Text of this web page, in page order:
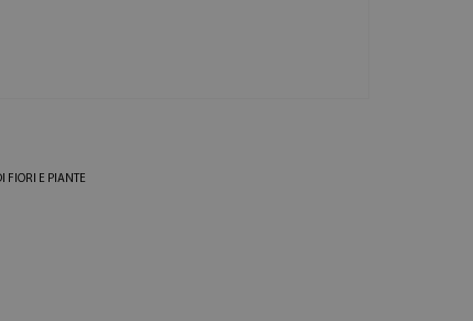
FIORI E PIANTE